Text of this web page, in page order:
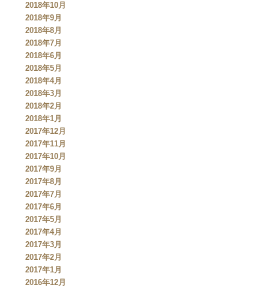
2018年10月
2018年9月
2018年8月
2018年7月
2018年6月
2018年5月
2018年4月
2018年3月
2018年2月
2018年1月
2017年12月
2017年11月
2017年10月
2017年9月
2017年8月
2017年7月
2017年6月
2017年5月
2017年4月
2017年3月
2017年2月
2017年1月
2016年12月